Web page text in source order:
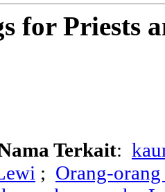
for Priests
Terkait:
; Orang-